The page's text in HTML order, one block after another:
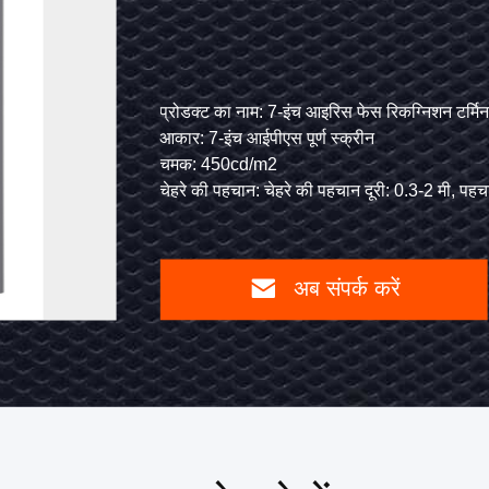
चेहरा पहचान/फिंगरप्रिंट पहचान/एनएफसी कार्ड/पासवर्ड, आदि।
बायोमेट्रिक
पहचान
के
साथ
7-
इंच
आईरिस
फेस
रिकग्निशन
टर्मिनल
प्रोडक्ट का नाम: 7-इंच आइरिस फेस रिकग्निशन
आकार: 7-इंच आईपीएस पूर्ण स्क्रीन
चमक: 450cd/m2
चेहरे की पहचान: चेहरे की पहचान दूरी: 0.3-2
अब
संपर्क
करें